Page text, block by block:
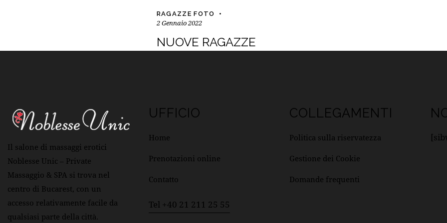
RAGAZZE FOTO
2 Gennaio 2022
NUOVE RAGAZZE
Il salone di massaggi erotici
Noblesse Unic – Private
Massaggio & SPA si trova nel
centro di Bucarest, con un
accesso relativamente facile da
qualsiasi parte della città.
UFFICIO
Home
Prenotazioni online
Contatto
Tel +40 21 211 25 55
COLLEGAMENTI
Politica sulla riservatezza
Gestione dei Cookie
Domande frequenti